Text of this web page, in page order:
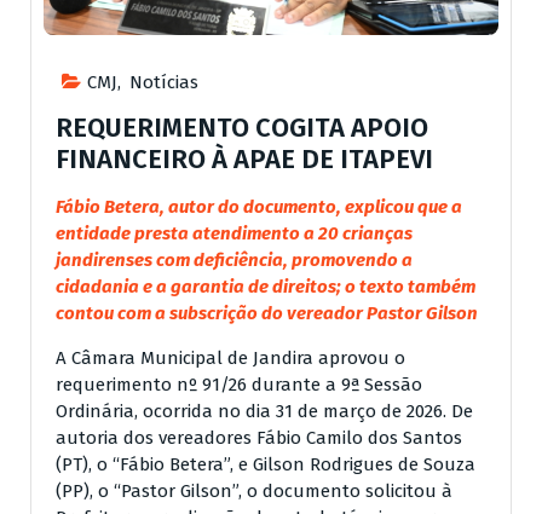
CMJ, Notícias
REQUERIMENTO COGITA APOIO
FINANCEIRO À APAE DE ITAPEVI
Fábio Betera, autor do documento, explicou que a
entidade presta atendimentoa 20 crianças
jandirenses com deficiência, promovendo a
cidadania e a garantia de direitos; o texto também
contou com a subscrição do vereador Pastor Gilson
A Câmara Municipal de Jandira aprovou o
requerimento nº 91/26 durante a 9ª Sessão
Ordinária, ocorrida no dia 31 de março de 2026. De
autoria dos vereadores Fábio Camilo dos Santos
(PT), o “Fábio Betera”, e Gilson Rodrigues de Souza
(PP), o “Pastor Gilson”, o documento solicitou à